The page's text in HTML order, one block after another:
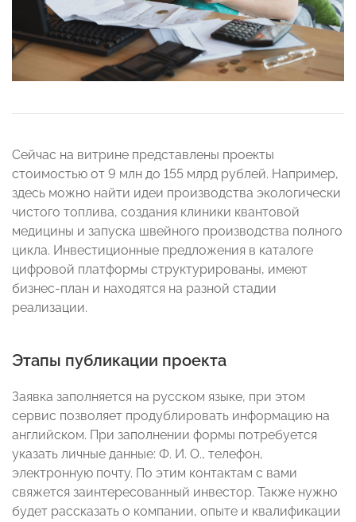
Сейчас на витрине представлены проекты
стоимостью от 9 млн до 155 млрд рублей. Например,
здесь можно найти идеи производства экологически
чистого топлива, создания клиники квантовой
медицины и запуска швейного производства полного
цикла. Инвестиционные предложения в каталоге
цифровой платформы структурированы, имеют
бизнес-план и находятся на разной стадии
реализации.
Этапы публикации проекта
Заявка заполняется на русском языке, при этом
сервис позволяет продублировать информацию на
английском. При заполнении формы потребуется
указать личные данные: Ф. И. О., телефон,
электронную почту. По этим контактам с вами
свяжется заинтересованный инвестор. Также нужно
будет рассказать о компании, опыте и квалификации